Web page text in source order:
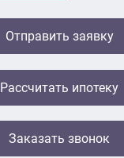
Отправить заявку
Рассчитать ипотеку
Заказать звонок